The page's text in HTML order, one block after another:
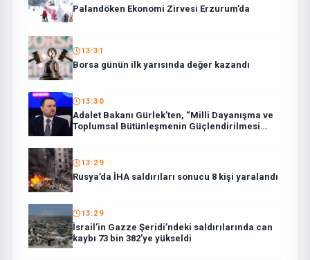
Palandöken Ekonomi Zirvesi Erzurum’da
13:31
Borsa günün ilk yarısında değer kazandı
13:30
Adalet Bakanı Gürlek’ten, “Milli Dayanışma ve
Toplumsal Bütünleşmenin Güçlendirilmesi
13:29
Rusya’da İHA saldırıları sonucu 8 kişi yaralandı
13:29
İsrail’in Gazze Şeridi’ndeki saldırılarında can
kaybı 73 bin 382’ye yükseldi